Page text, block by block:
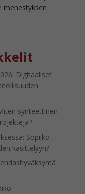
menestyksen
Digitaaliset
synteettinen
Sopiiko
käsittelyyn?